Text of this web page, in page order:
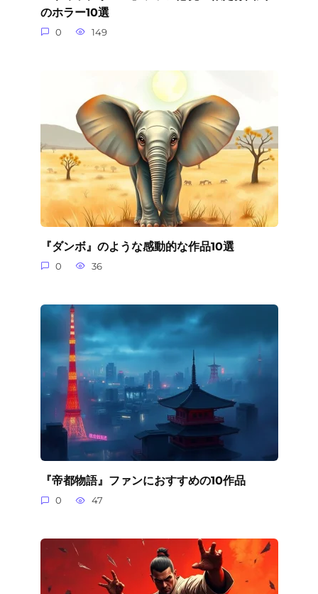
のホラー10選
0 149
『ダンボ』のような感動的な作品10選
0 36
『帝都物語』ファンにおすすめの10作品
0 47